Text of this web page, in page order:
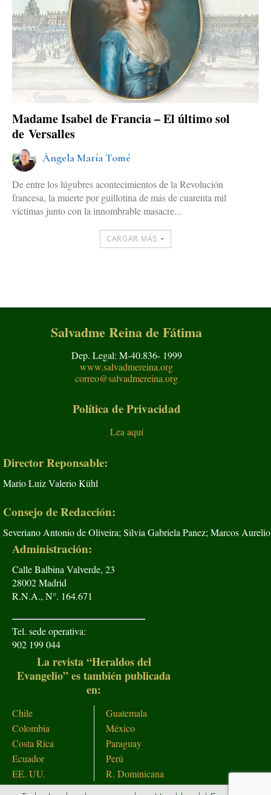
Madame Isabel de Francia – El último sol
de Versalles
Ángela María Tomé
De entre los lúgubres acontecimientos de la Revolución
francesa, la muerte por guillotina de más de cuarenta mil
víctimas junto con la innombrable masacre...
CARGAR MÁS
Salvadme Reina de Fátima
Dep. Legal: M-40.836- 1999
www.salvadmereina.org
correo@salvadmereina.org
Política de Privacidad
Lea aquí
Director Reponsable:
Mario Luiz Valerio Kühl
Consejo de Redacción:
Severiano Antonio de Oliveira; Silvia Gabriela Panez; Marcos
Administración:
Calle Balbina Valverde, 23
28002 Madrid
R.N.A., N°. 164.671
Tel. sede operativa:
902 199 044
La revista “Heraldos del
Evangelio” es también publicada
en:
Chile
Colombia
Costa Rica
Ecuador
EE. UU.
Guatemala
México
Paraguay
Perú
R. Dominicana